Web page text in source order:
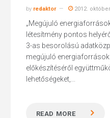
Hit enter to
by redaktor 2012.
„Megújuló
létesítmény pontos
3-as besorolású
megújuló
előkészítéséről
lehetőségeket,...
READ MORE